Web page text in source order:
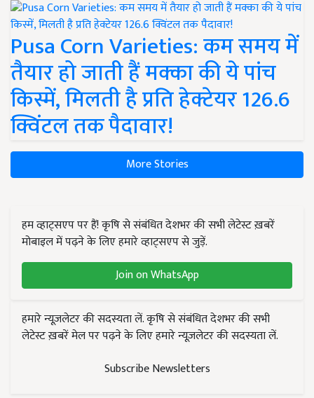
Pusa Corn Varieties: कम समय में
तैयार हो जाती हैं मक्का की ये पांच
किस्में, मिलती है प्रति हेक्टेयर 126.6
क्विंटल तक पैदावार!
More Stories
हम व्हाट्सएप पर हैं! कृषि से संबंधित देशभर की सभी लेटेस्ट ख़बरें
मोबाइल में पढ़ने के लिए हमारे व्हाट्सएप से जुड़ें.
Join on WhatsApp
हमारे न्यूज़लेटर की सदस्यता लें. कृषि से संबंधित देशभर की सभी
लेटेस्ट ख़बरें मेल पर पढ़ने के लिए हमारे न्यूज़लेटर की सदस्यता लें.
Subscribe Newsletters